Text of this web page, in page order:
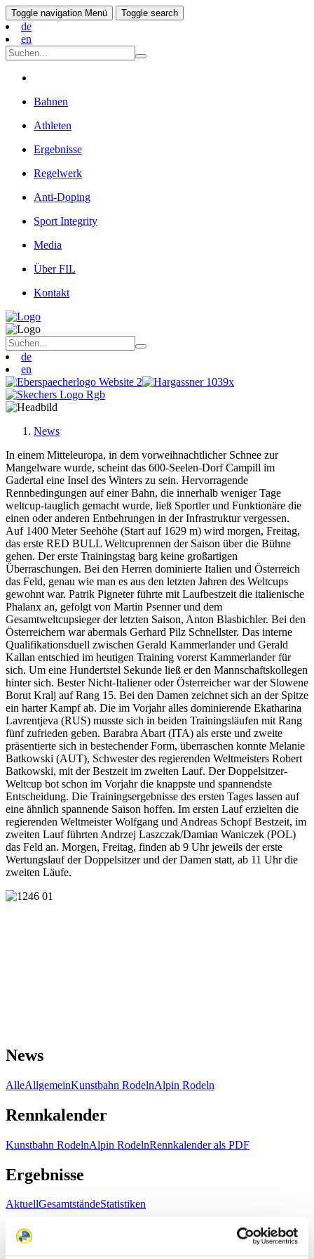
Toggle navigation Menü Toggle search
de
en
Bahnen
Athleten
Ergebnisse
Regelwerk
Anti-Doping
Sport Integrity
Media
Über FIL
Kontakt
de
en
News
In einem Mitteleuropa, in dem vorweihnachtlicher Schnee zur
Mangelware wurde, scheint das 600-Seelen-Dorf Campill im
Gadertal eine Insel des Winters zu sein. Hervorragende
Rennbedingungen auf einer Bahn, die innerhalb weniger Tage
weltcup-tauglich gemacht wurde, ließ Sportler und Funktionäre die
einen oder anderen Entbehrungen in der Infrastruktur vergessen.
Auf 1400 Meter Seehöhe (Start auf 1629 m) wird morgen, Freitag,
das erste RED BULL Weltcuprennen der Saison über die Bühne
gehen. Der erste Trainingstag barg keine großartigen
Überraschungen. Bei den Herren dominierte Italien und Österreich
das Feld, genau wie man es aus den letzten Jahren des Weltcups
gewohnt war. Patrik Pigneter führte mit Laufbestzeit die italienische
Phalanx an, gefolgt von Martin Psenner und dem
Gesamtweltcupsieger der letzten Saison, Anton Blasbichler. Bei den
Österreichern war abermals Gerhard Pilz Schnellster. Das interne
Qualifikationsduell zwischen Gerald Kammerlander und Gerald
Kallan entschied im heutigen Training vorerst Kammerlander für
sich. Um eine Hundertstel Sekunde ließ er den Mannschaftskollegen
hinter sich. Bester Nicht-Italiener oder Österreicher war der Slowene
Borut Kralj auf Rang 15. Bei den Damen zeichnet sich an der Spitze
ein harter Kampf ab. Die im Vorjahr alles dominierende Ekatharina
Lavrentjeva (RUS) musste sich in beiden Trainingsläufen mit Rang
fünf zufrieden geben. Barabra Abart (ITA) als erste und zweite
präsentierte sich in bestechender Form, überraschen konnte Melanie
Batkowski (AUT), Schwester des regierenden Weltmeisters Robert
Batkowski, mit der Bestzeit im zweiten Lauf. Der Doppelsitzer-
Weltcup bot schon im Vorjahr die knappste und spannendste
Entscheidung. Die Trainingsergebnisse des ersten Tages lassen auf
eine ähnlich spannende Saison hoffen. Im ersten Lauf erzielten die
regierenden Weltmeister Wolfgang und Andreas Schopf Bestzeit, im
zweiten Lauf führten Andrzej Laszczak/Damian Waniczek (POL)
das Feld an. Morgen, Freitag, finden ab 9 Uhr jeweils der erste
Wertungslauf der Doppelsitzer und der Damen statt, ab 11 Uhr die
zweiten Läufe.
News
AlleAllgemeinKunstbahn RodelnAlpin Rodeln
Rennkalender
Kunstbahn RodelnAlpin RodelnRennkalender als PDF
Ergebnisse
AktuellGesamtständeStatistiken
FIL LIVE TV